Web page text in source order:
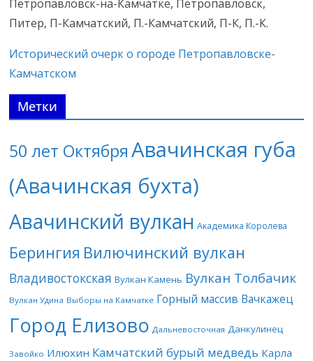
Петропавловск-на-Камчатке, Петропавловск,
Питер, П-Камчатский, П.-Камчатский, П-К, П.-К.
Исторический очерк о городе Петропавловске-
Камчатском
Метки
50 лет Октября Авачинская губа
(Авачинская бухта)
Авачинский вулкан Академика Королева
Берингия Вилючинский вулкан
Владивостокская Вулкан Камень Вулкан Толбачик
Вулкан Удина Выборы на Камчатке Горный массив Вачкажец
Город Елизово Дальневосточная Данкулинец
Завойко Илюхин Камчатский бурый медведь Карла